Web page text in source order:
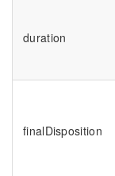
duration
finalDisposition